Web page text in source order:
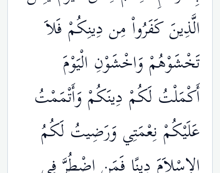
الَّذِينَ كَفَرُواْ مِن دِينِكُمْ فَلاَ
تَخْشَوْهُمْ وَاخْشَوْنِ الْيَوْمَ
أَكْمَلْتُ لَكُمْ دِينَكُمْ وَأَتْمَمْتُ
عَلَيْكُمْ نِعْمَتِي وَرَضِيتُ لَكُمُ
الإِسْلاَمَ دِينًا فَمَنِ اضْطُرَّ فِي